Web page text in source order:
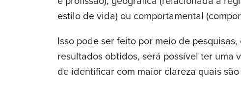
estilo de vida) ou comportamental
Isso pode ser feito por meio de
resultados obtidos, será possível ter uma
de identificar com maior clareza quais